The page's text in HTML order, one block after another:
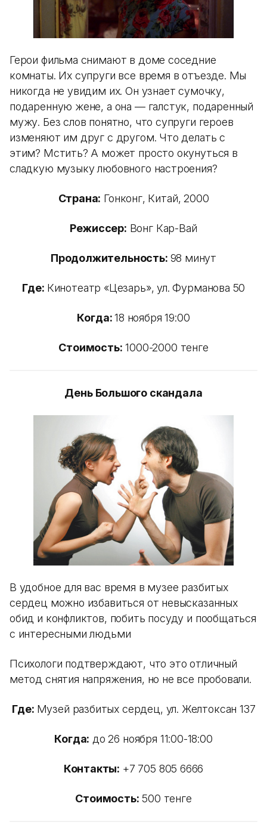
Герои фильма снимают в доме соседние
комнаты. Их супруги все время в отъезде. Мы
никогда не увидим их. Он узнает сумочку,
подаренную жене, а она — галстук, подаренный
мужу. Без слов понятно, что супруги героев
изменяют им друг с другом. Что делать с
этим? Мстить? А может просто окунуться в
сладкую музыку любовного настроения?
Страна: Гонконг, Китай, 2000
Режиссер: Вонг Кар-Вай
Продолжительность: 98 минут
Где: Кинотеатр «Цезарь», ул. Фурманова 50
Когда:18 ноября 19:00
Стоимость: 1000-2000 тенге
День Большого скандала
В удобное для вас время в музее разбитых
сердец можно избавиться от невысказанных
обид и конфликтов, побить посуду и пообщаться
с интересными людьмиү
Психологи подтверждают, что это отличный
метод снятия напряжения, но не все пробовали.
Где: Музей разбитых сердец, ул. Желтоксан 137
Когда: до 26 ноября 11:00-18:00
Контакты: +7 705 805 6666
Стоимость: 500 тенге